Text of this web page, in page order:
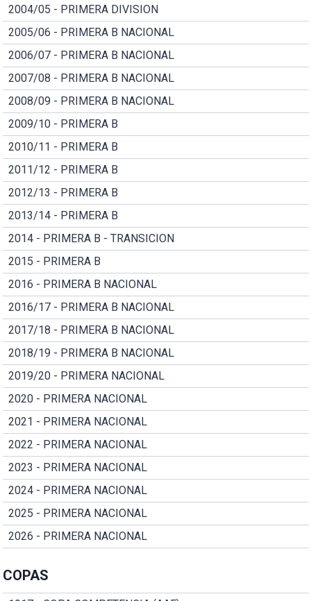
2004/05 - PRIMERA DIVISION
2005/06 - PRIMERA B NACIONAL
2006/07 - PRIMERA B NACIONAL
2007/08 - PRIMERA B NACIONAL
2008/09 - PRIMERA B NACIONAL
2009/10 - PRIMERA B
2010/11 - PRIMERA B
2011/12 - PRIMERA B
2012/13 - PRIMERA B
2013/14 - PRIMERA B
2014 - PRIMERA B - TRANSICION
2015 - PRIMERA B
2016 - PRIMERA B NACIONAL
2016/17 - PRIMERA B NACIONAL
2017/18 - PRIMERA B NACIONAL
2018/19 - PRIMERA B NACIONAL
2019/20 - PRIMERA NACIONAL
2020 - PRIMERA NACIONAL
2021 - PRIMERA NACIONAL
2022 - PRIMERA NACIONAL
2023 - PRIMERA NACIONAL
2024 - PRIMERA NACIONAL
2025 - PRIMERA NACIONAL
2026 - PRIMERA NACIONAL
COPAS